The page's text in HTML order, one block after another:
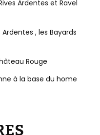
Ardentes et Ravel
, les Bayards
Rouge
à la base du home